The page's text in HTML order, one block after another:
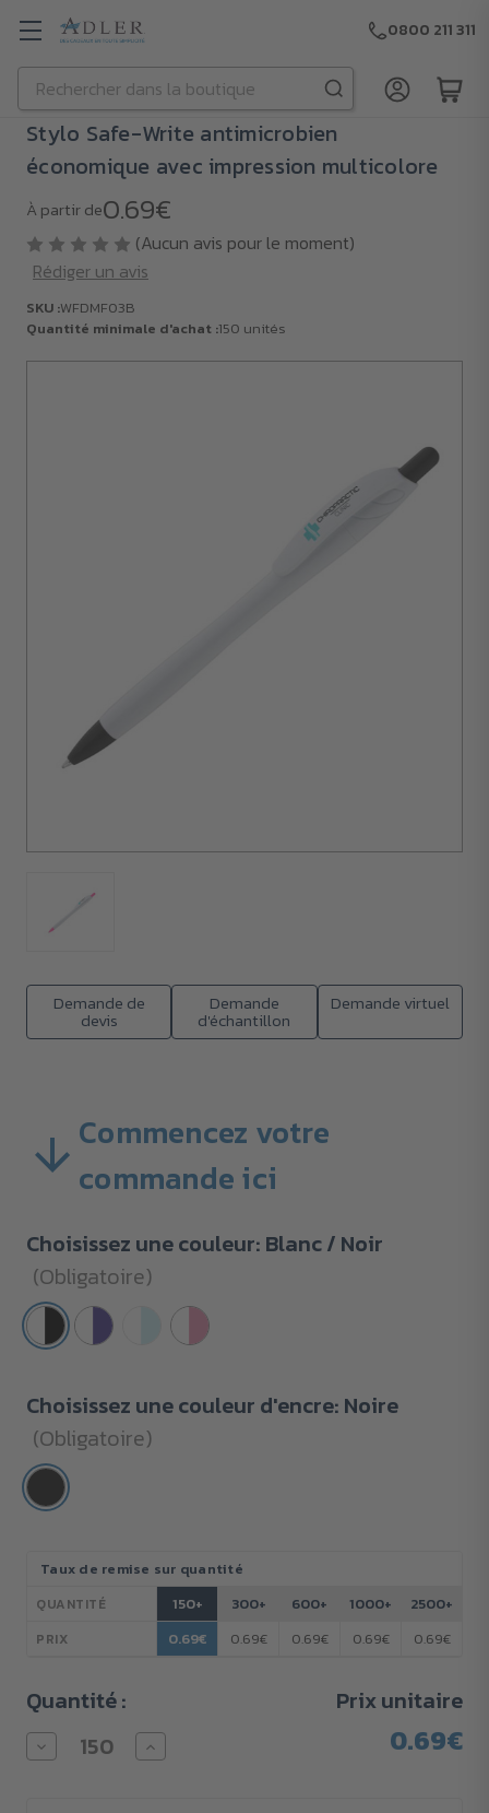
Passer au contenu principal
Rechercher
0800 211 311
Demande de
devis
Demande
d'échantillon
Demande virtuel
Stylo Safe-Write antimicrobien
économique avec impression multicolore
À partir de0.69€
(Aucun avis pour le moment)
Rédiger un avis
SKU :WFDMF03B
Quantité minimale d'achat :150 unités
Commencez votre
commande ici
Choisissez une couleur: Blanc / Noir
(Obligatoire)
Choisissez une couleur d'encre: Noire
(Obligatoire)
Stock
actuel :
Taux de remise sur quantité
QUANTITÉ
PRIX
150+
0.69€
300+
0.69€
600+
0.69€
1000+
0.69€
2500+
0.69€
Quantité :
Diminuer
la
Augmenter
la
Prix unitaire
0.69€